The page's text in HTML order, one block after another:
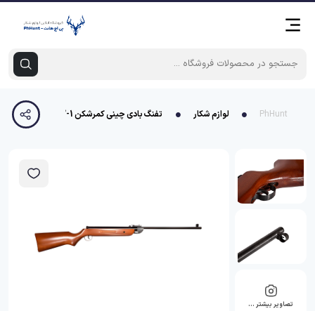
PhHunt لوازم شکار تفنگ بادی چینی کمرشکن B2-1
تصاویر بیشتر …